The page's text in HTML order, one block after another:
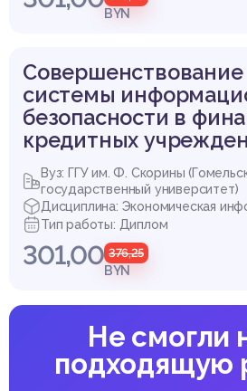
BYN
Совершенствование
системы
безопасности в
кредитных
Вуз: ГГУ им. Ф. Скорины
государственный университет)
Дисциплина: Экономическая
Тип работы: Диплом
301,00 376,25
BYN
Не смогли
подходящую